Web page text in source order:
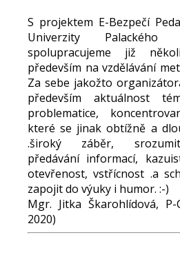
S projektem E-Bezpečí
Univerzity
spolupracujeme již
především na vzdělávání
Za sebe jakožto
především aktuálnost
problematice,
které se jinak obtížně a
.široký záběr,
předávání informací,
otevřenost, vstřícnost .a
zapojit do výuky i humor. :-)
Mgr. Jitka Škarohlídová,
2020)